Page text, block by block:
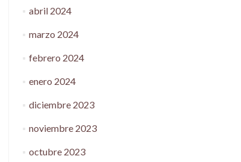
abril 2024
marzo 2024
febrero 2024
enero 2024
diciembre 2023
noviembre 2023
octubre 2023